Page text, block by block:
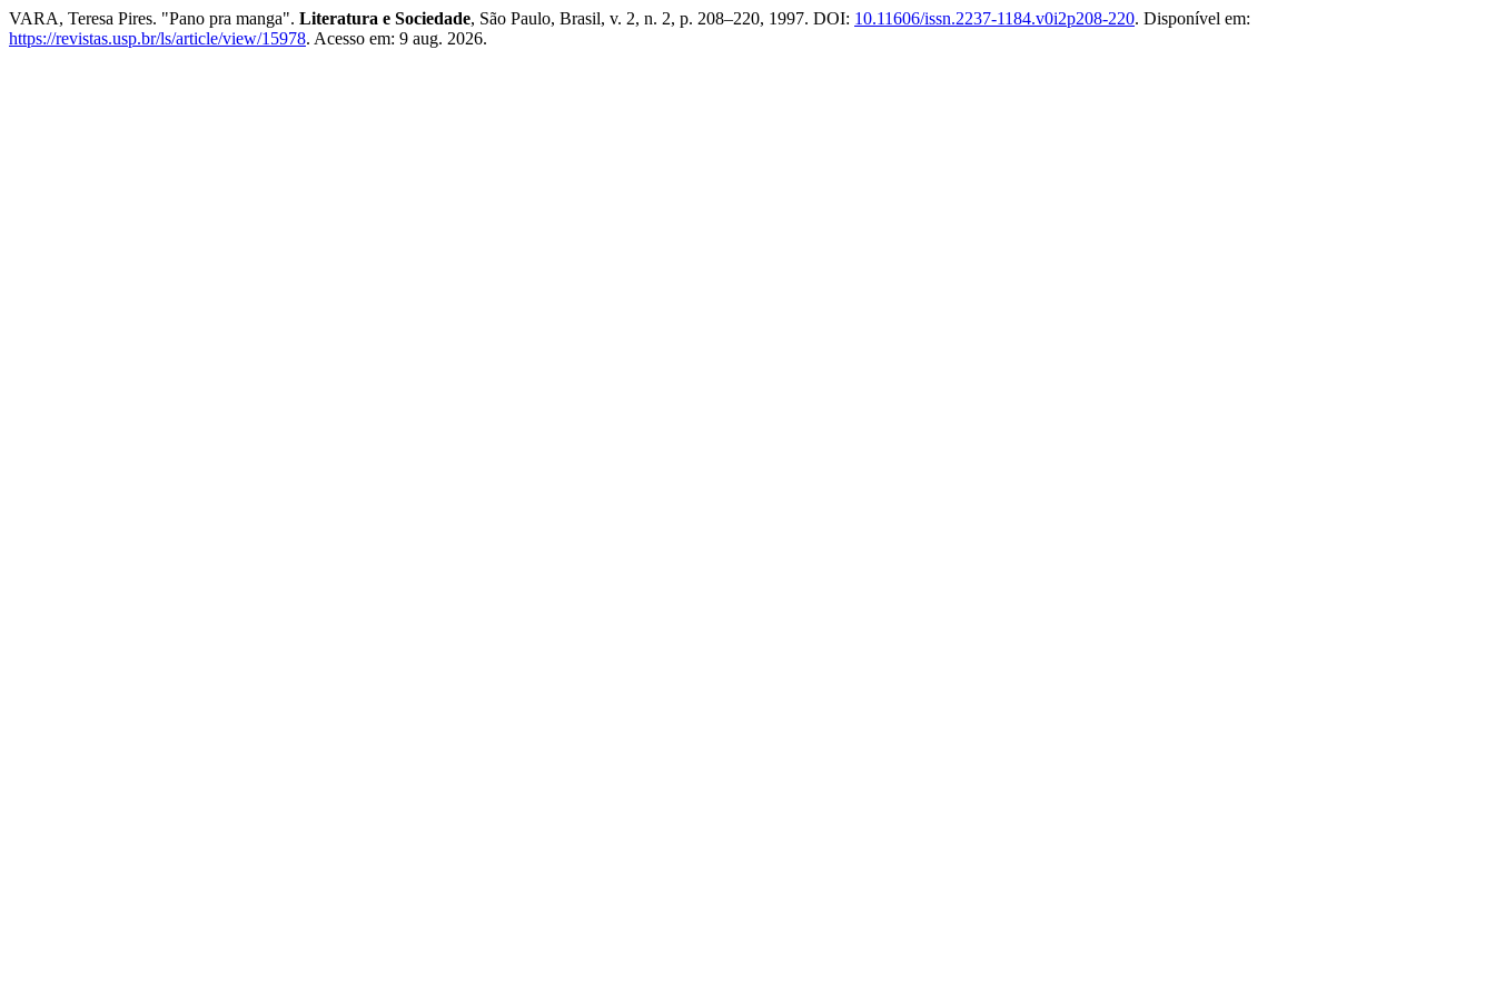
VARA, Teresa Pires. "Pano pra manga". Literatura e Sociedade, São Paulo, Brasil, v. 2, n. 2, p. 208–220, 1997. DOI: 10.11606/issn.2237-1184.v0i2p208-220. Disponível em:
https://revistas.usp.br/ls/article/view/15978. Acesso em: 9 aug. 2026.